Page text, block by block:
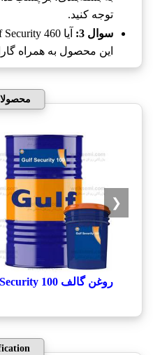
توجه کنید.
سوال 3:
آیا Gulf Security 460 گارانتی دارد؟
این محصول به همراه
روغن گالف Gulf Security 100
❮